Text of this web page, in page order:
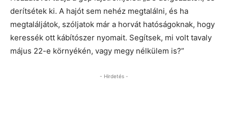
derítsétek ki. A hajót sem nehéz megtalálni, és ha
megtaláljátok, szóljatok már a horvát hatóságoknak, hogy
keressék ott kábítószer nyomait. Segítsek, mi volt tavaly
május 22-e környékén, vagy megy nélkülem is?”
- Hirdetés -